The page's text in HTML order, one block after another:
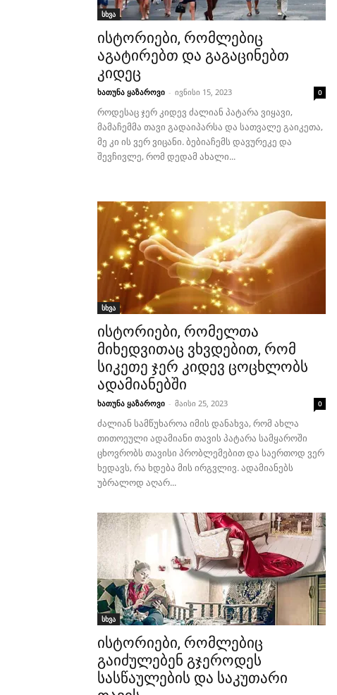
სხვა
ისტორიები, რომლებიც
აგატირებთ და გაგაცინებთ
კიდეც
ხათუნა ყაზაროვი - ივნისი 15, 2023 0
როდესაც ჯერ კიდევ ძალიან პატარა ვიყავი,
მამაჩემმა თავი გადაიპარსა და სათვალე გაიკეთა,
მე კი ის ვერ ვიცანი. ბებიაჩემს დავურეკე და
შევჩივლე, რომ დედამ ახალი...
სხვა
ისტორიები, რომელთა
მიხედვითაც ვხვდებით, რომ
სიკეთე ჯერ კიდევ ცოცხლობს
ადამიანებში
ხათუნა ყაზაროვი - მაისი 25, 2023 0
ძალიან სამწუხაროა იმის დანახვა, რომ ახლა
თითოეული ადამიანი თავის პატარა სამყაროში
ცხოვრობს თავისი პრობლემებით და საერთოდ ვერ
ხედავს, რა ხდება მის ირგვლივ. ადამიანებს
უბრალოდ აღარ...
სხვა
ისტორიები, რომლებიც
გაიძულებენ გჯეროდეს
სასწაულების და საკუთარი